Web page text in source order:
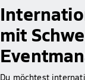
mit
Du möchtest